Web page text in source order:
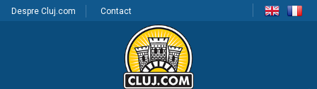
Despre Cluj.com Contact